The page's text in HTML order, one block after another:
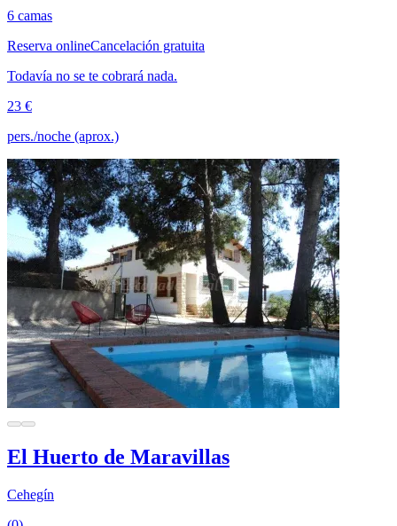
6 camas
Reserva onlineCancelación gratuita
Todavía no se te cobrará nada.
23 €
pers./noche (aprox.)
El Huerto de Maravillas
Cehegín